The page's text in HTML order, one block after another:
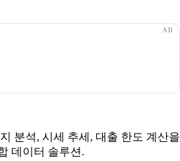
분석, 시세 추세, 대출 한도 계산을
데이터 솔루션.